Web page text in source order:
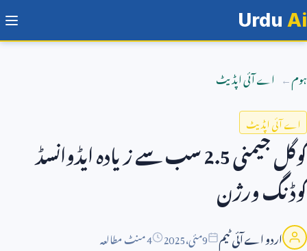
Urdu Ai
ہوم اے آئی اپڈیٹ
اے آئی اپڈیٹ
گوگل جیمنی2.5سب سے زیادہ ایڈوانسڈ
کوڈنگ ورژن
اردو اے آئی ٹیم 9مئی،2025 4 منٹ مطالعہ